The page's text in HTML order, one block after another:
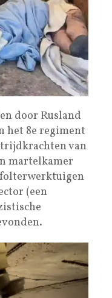
door Rusland
het 8e regiment
van
martelkamer
(een